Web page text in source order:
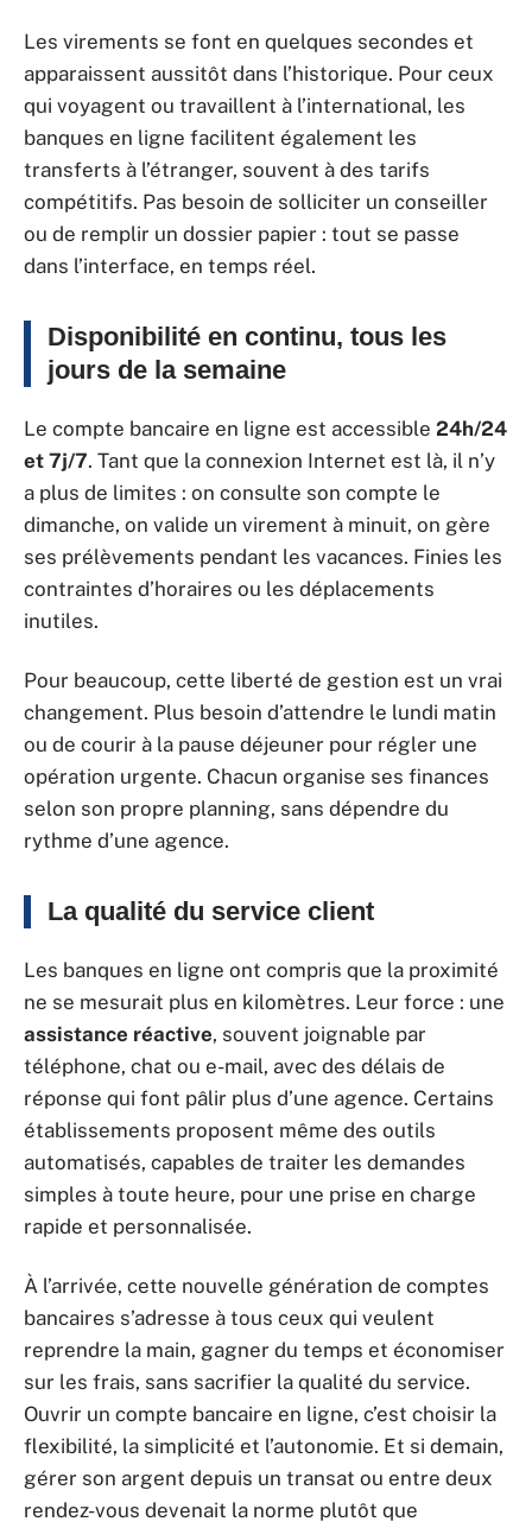
Les virements se font en quelques secondes et
apparaissent aussitôt dans l’historique. Pour ceux
qui voyagent ou travaillent à l’international, les
banques en ligne facilitent également les
transferts à l’étranger, souvent à des tarifs
compétitifs. Pas besoin de solliciter un conseiller
ou de remplir un dossier papier : tout se passe
dans l’interface, en temps réel.
Disponibilité en continu, tous les
jours de la semaine
Le compte bancaire en ligne est accessible 24h/24
et 7j/7. Tant que la connexion Internet est là, il n’y
a plus de limites : on consulte son compte le
dimanche, on valide un virement à minuit, on gère
ses prélèvements pendant les vacances. Finies les
contraintes d’horaires ou les déplacements
inutiles.
Pour beaucoup, cette liberté de gestion est un vrai
changement. Plus besoin d’attendre le lundi matin
ou de courir à la pause déjeuner pour régler une
opération urgente. Chacun organise ses finances
selon son propre planning, sans dépendre du
rythme d’une agence.
La qualité du service client
Les banques en ligne ont compris que la proximité
ne se mesurait plus en kilomètres. Leur force : une
assistance réactive, souvent joignable par
téléphone, chat ou e-mail, avec des délais de
réponse qui font pâlir plus d’une agence. Certains
établissements proposent même des outils
automatisés, capables de traiter les demandes
simples à toute heure, pour une prise en charge
rapide et personnalisée.
À l’arrivée, cette nouvelle génération de comptes
bancaires s’adresse à tous ceux qui veulent
reprendre la main, gagner du temps et économiser
sur les frais, sans sacrifier la qualité du service.
Ouvrir un compte bancaire en ligne, c’est choisir la
flexibilité, la simplicité et l’autonomie. Et si demain,
gérer son argent depuis un transat ou entre deux
rendez-vous devenait la norme plutôt que